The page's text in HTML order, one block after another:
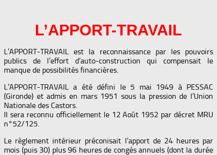
L’APPORT-TRAVAIL
L’APPORT-TRAVAIL est la reconnaissance par les pouvoirs
publics de l’effort d’auto-construction qui compensait le
manque de possibilités financières.
L’APPORT-TRAVAIL a été défini le 5 mai 1949 à PESSAC
(Gironde) et admis en mars 1951 sous la pression de l’Union
Nationale des Castors.
Il sera reconnu officiellement le 12 Août 1952 par décret MRU
n°52/125.
Le règlement intérieur préconisait l’apport de 24 heures par
mois (puis 30) plus 96 heures de congés annuels (dont la durée